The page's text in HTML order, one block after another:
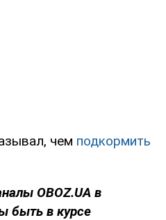
чем подкормить
OBOZ.UA в
быть в курсе